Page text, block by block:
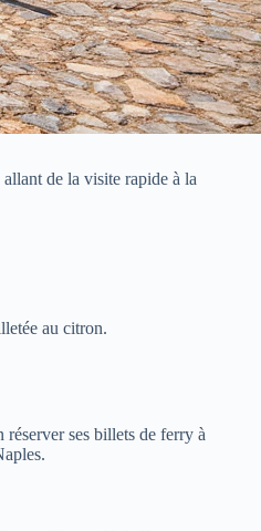
de la visite rapide à la
au citron.
ses billets de ferry à